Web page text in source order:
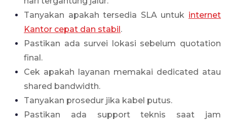
Tanyakan apakah tersedia SLA untuk internet
Kantor cepat dan stabil.
Pastikan ada survei lokasi sebelum quotation
final.
Cek apakah layanan memakai dedicated atau
shared bandwidth.
Tanyakan prosedur jika kabel putus.
Pastikan ada support teknis saat jam